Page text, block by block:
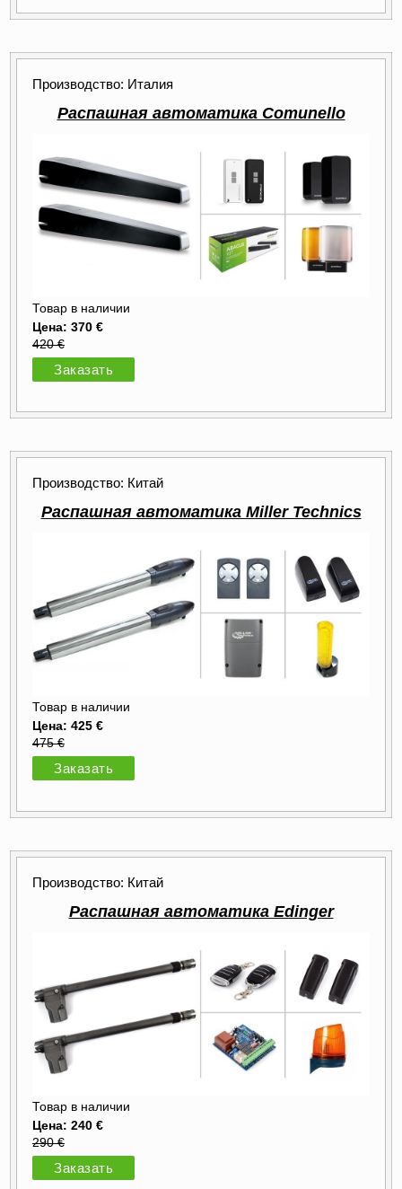
Производство: Италия
Распашная автоматика Comunello
Товар в наличии
Цена: 370 €
420 €
Заказать
Производство: Китай
Распашная автоматика Miller Technics
Товар в наличии
Цена: 425 €
475 €
Заказать
Производство: Китай
Распашная автоматика Edinger
Товар в наличии
Цена: 240 €
290 €
Заказать